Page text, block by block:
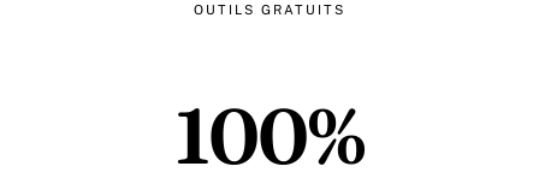
OUTILS GRATUITS
100%